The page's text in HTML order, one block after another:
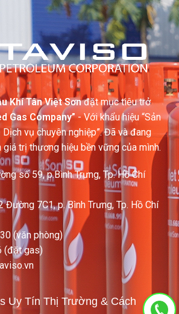
Khí Tân Việt Sơnđặt mục tiêu trở
Gas Company”- Với khẩu hiệu “Sản
vụ chuyên nghiệp”. Đã và đang
trị thương hiệu bền vững của mình.
số 59, p.Bình Trưng, Tp. Hồ Chí
Đường 7C1, p. Bình Trưng, Tp. Hồ Chí
(văn phòng)
(đặt gas)
Uy Tín Thị Trường & Cách